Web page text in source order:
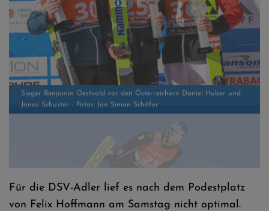
Der Norweger gewann dank konstant guter Sprünge
Für die DSV-Adler lief es nach dem Podestplatz
von Felix Hoffmann am Samstag nicht optimal.